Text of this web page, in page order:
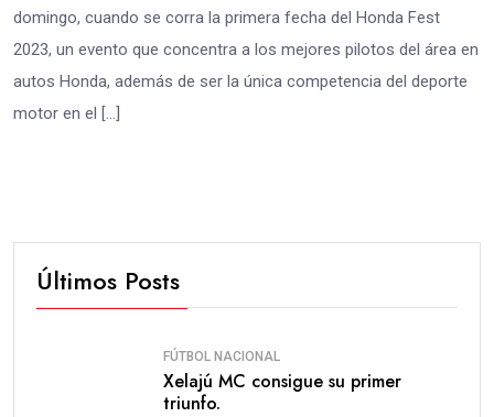
domingo, cuando se corra la primera fecha del Honda Fest
2023, un evento que concentra a los mejores pilotos del área en
autos Honda, además de ser la única competencia del deporte
motor en el […]
Últimos Posts
FÚTBOL NACIONAL
Xelajú MC consigue su primer
triunfo.